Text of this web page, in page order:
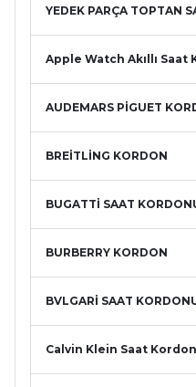
YEDEK PARÇA TOPTAN
Apple Watch Akıllı Saat
AUDEMARS PİGUET
BREİTLİNG KORDON
BUGATTİ SAAT
BURBERRY KORDON
BVLGARİ SAAT
Calvin Klein Saat